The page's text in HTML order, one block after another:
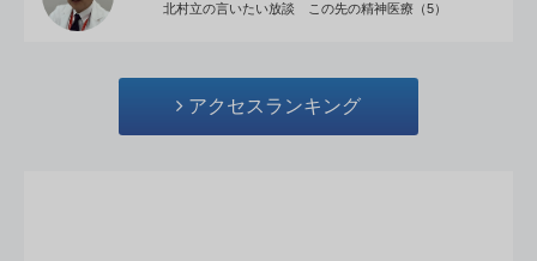
北村立の言いたい放談 この先の精神医療（5）
アクセスランキング